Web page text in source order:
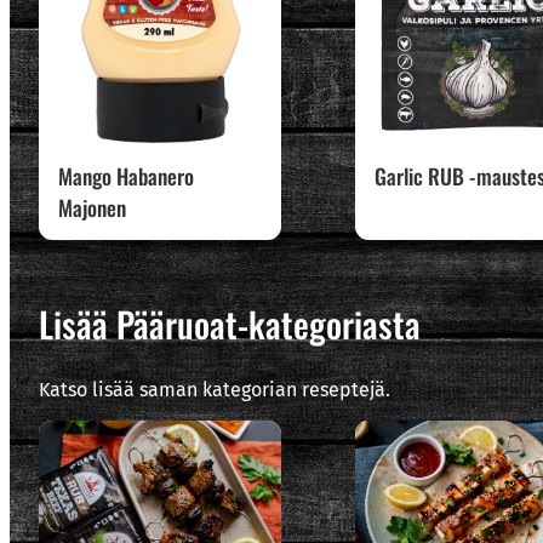
Mango Habanero
Majonen
Garlic RUB -
Lisää Pääruoat-kategoriasta
Katso lisää saman kategorian reseptejä.